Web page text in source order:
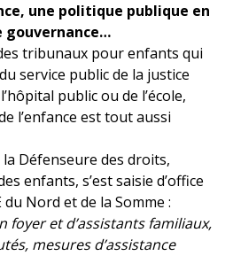
une politique publique en
gouvernance…
tribunaux pour enfants qui
service public de la justice
public ou de l’école,
l’enfance est tout aussi
Défenseure des droits,
enfants, s’est saisie d’office
du Nord et de la Somme :
foyer et d’assistants familiaux,
mesures d’assistance